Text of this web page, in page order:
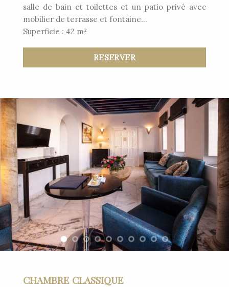
salle de bain et toilettes et un patio privé avec
mobilier de terrasse et fontaine…
Superficie : 42 m²
RESERVER
CHAMBRE CLASSIQUE